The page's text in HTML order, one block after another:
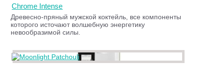
Chrome Intense
Древесно-пряный мужской коктейль, все компоненты
которого источают волшебную энергетику
невообразимой силы.